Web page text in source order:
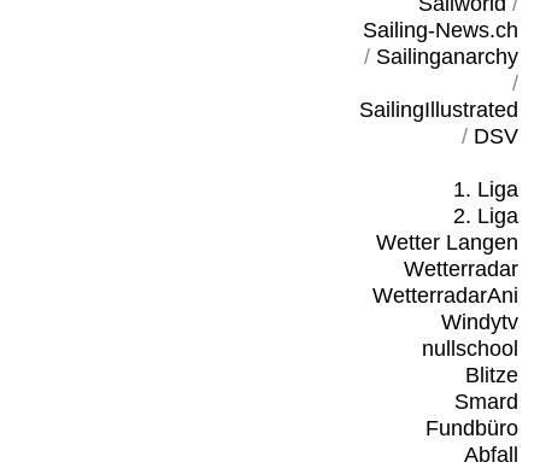
Sailing-News.ch
/ Sailinganarchy
/
SailingIllustrated
/ DSV
1. Liga
2. Liga
Wetter Langen
Wetterradar
WetterradarAni
Windytv
nullschool
Blitze
Smard
Fundbüro
Abfall